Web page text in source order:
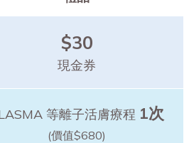
$30
現金券
等離子活膚療程 1次
(價值$680)